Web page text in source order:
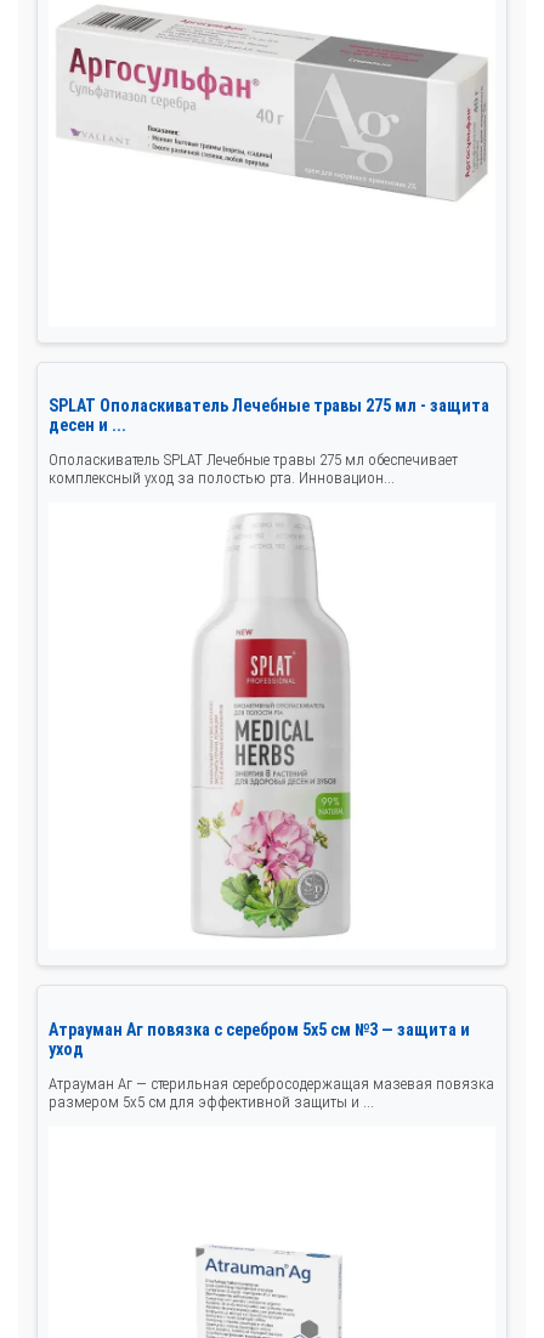
SPLAT Ополаскиватель Лечебные травы 275 мл - защита
десен и ...
Ополаскиватель SPLAT Лечебные травы 275 мл обеспечивает
комплексный уход за полостью рта. Инновацион...
Атрауман Аг повязка с серебром 5x5 см №3 — защита и
уход
Атрауман Аг — стерильная серебросодержащая мазевая повязка
размером 5x5 см для эффективной защиты и ...